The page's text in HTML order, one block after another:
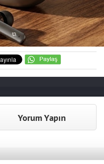
Yorum Yapın